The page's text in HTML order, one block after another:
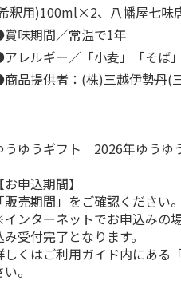
釈用)100ml×2、八幡屋七味
味期間／常温で1年
レルギー／「小麦」「そば
品提供者：(株)三越伊勢丹(
うゆうギフト 2026年ゆう
【お申込期間】
「販売期間」をご確認ください。
ンターネットでお申込みの
み受付完了となります。
しくはご利用ガイド内にある
。